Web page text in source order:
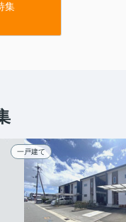
集
一戸建て